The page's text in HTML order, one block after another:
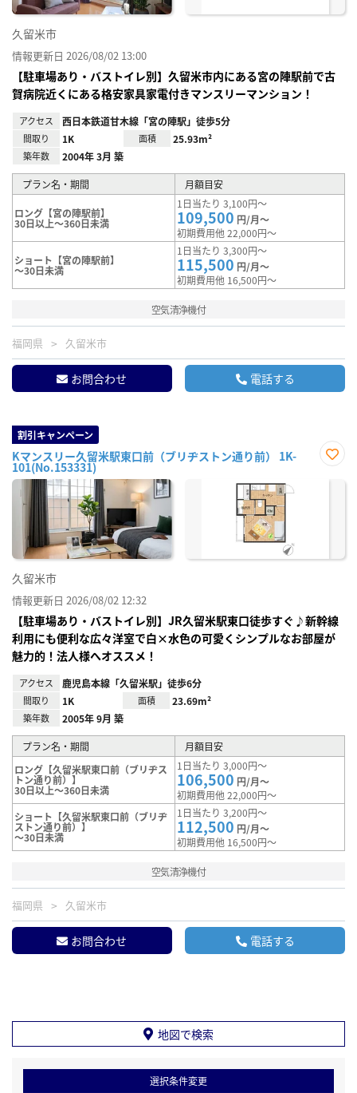
久留米市
情報更新日 2026/08/02 13:00
【駐車場あり・バストイレ別】久留米市内にある宮の陣駅前で古
賀病院近くにある格安家具家電付きマンスリーマンション！
アクセス 西日本鉄道甘木線「宮の陣駅」徒歩5分
間取り 1K 面積 25.93m²
築年数 2004年 3月 築
プラン名・期間 月額目安
ロング【宮の陣駅前】
30日以上～360日未満
1日当たり 3,100円～
109,500 円/月～
初期費用他 22,000円～
ショート【宮の陣駅前】
～30日未満
1日当たり 3,300円～
115,500 円/月～
初期費用他 16,500円～
空気清浄機付
福岡県 久留米市
お問合わせ 電話する
割引キャンペーン
Kマンスリー久留米駅東口前（ブリヂストン通り前） 1K-
101(No.153331)
に入
久留米市
情報更新日 2026/08/02 12:32
【駐車場あり・バストイレ別】JR久留米駅東口徒歩すぐ♪新幹線
利用にも便利な広々洋室で白×水色の可愛くシンプルなお部屋が
魅力的！法人様へオススメ！
アクセス 鹿児島本線「久留米駅」徒歩6分
間取り 1K 面積 23.69m²
築年数 2005年 9月 築
プラン名・期間
月額目安
ロング【久留米駅東口前（ブリヂス
トン通り前）】
30日以上～360日未満
1日当たり 3,000円～
106,500 円/月～
初期費用他 22,000円～
ショート【久留米駅東口前（ブリヂ
ストン通り前）】
～30日未満
1日当たり 3,200円～
112,500 円/月～
初期費用他 16,500円～
空気清浄機付
福岡県 久留米市
お問合わせ 電話する
地図で検索
選択条件変更